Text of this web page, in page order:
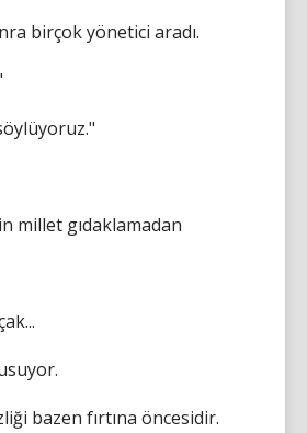
birçok yönetici aradı.
millet gıdaklamadan
bazen fırtına öncesidir.